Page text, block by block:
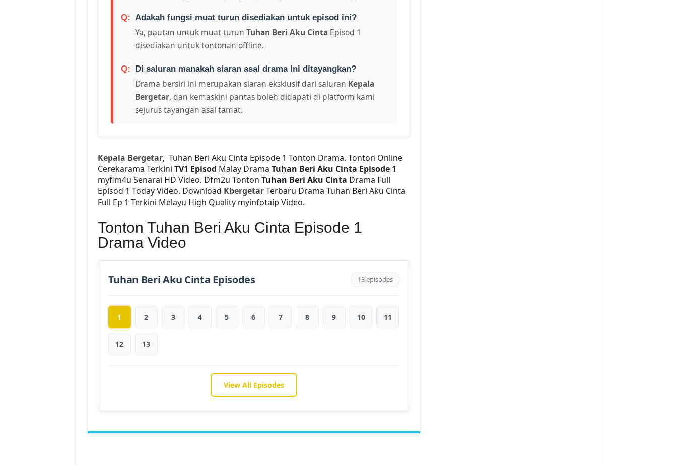
Adakah fungsi muat turun disediakan untuk episod ini?
Ya, pautan untuk muat turun Tuhan Beri Aku CintaEpisod 1
disediakan untuk tontonan offline.
Di saluran manakah siaran asal drama ini ditayangkan?
Drama bersiri ini merupakan siaran eksklusif dari saluran Kepala
Bergetar, dan kemaskini pantas boleh didapati di platform kami
sejurus tayangan asal tamat.
Kepala Bergetar, Tuhan Beri Aku Cinta Episode 1 Tonton Drama. Tonton Online
Cerekarama Terkini TV1 Episod Malay Drama Tuhan Beri Aku Cinta Episode 1
myflm4u Senarai HD Video. Dfm2u Tonton Tuhan Beri Aku Cinta Drama Full
Episod 1 Today Video. Download KbergetarTerbaru Drama Tuhan Beri Aku Cinta
Full Ep 1 Terkini Melayu High Quality myinfotaip Video.
Tonton Tuhan Beri Aku Cinta Episode 1
Drama Video
Tuhan Beri Aku Cinta Episodes 13 episodes
1 2 3 4 5 6 7 8 9 10 11
12 13
View All Episodes